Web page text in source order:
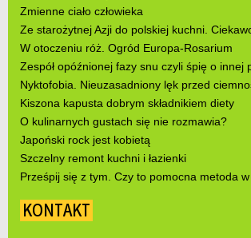
Zmienne ciało człowieka
Ze starożytnej Azji do polskiej kuchni.
W otoczeniu róż. Ogród Europa-Rosarium
Zespół opóźnionej fazy snu czyli śpię o innej
Nyktofobia. Nieuzasadniony lęk przed
Kiszona kapusta dobrym składnikiem diety
O kulinarnych gustach się nie rozmawia?
Japoński rock jest kobietą
Szczelny remont kuchni i łazienki
Prześpij się z tym. Czy to pomocna metoda
KONTAKT